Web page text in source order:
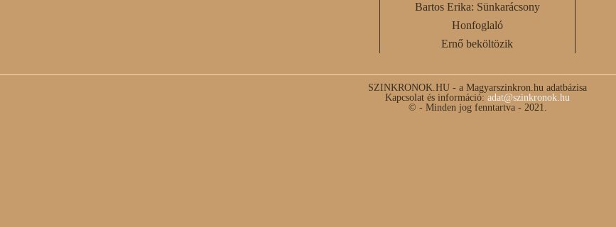
Bartos Erika: Sünkarácsony
Honfoglaló
Ernő beköltözik
SZINKRONOK.HU - a Magyarszinkron.hu adatbázisa
Kapcsolat és információ: adat@szinkronok.hu
© - Minden jog fenntartva - 2021.